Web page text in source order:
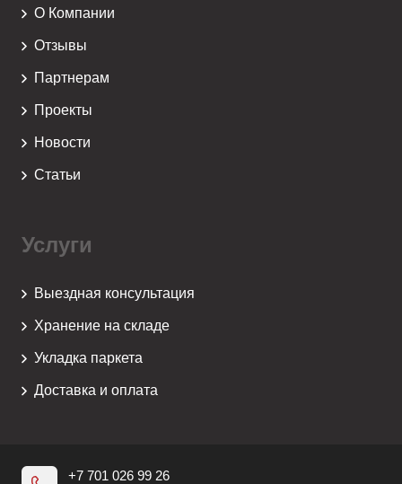
О Компании
Отзывы
Партнерам
Проекты
Новости
Статьи
Услуги
Выездная консультация
Хранение на складе
Укладка паркета
Доставка и оплата
+7 701 026 99 26